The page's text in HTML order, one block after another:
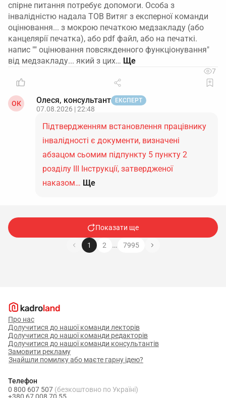
спірне питання потребує допомоги. Особа з
інвалідністю надала ТОВ Витяг з експерної команди
оцінювання... з мокрою печаткою медзакладу (або
канцелярії печатка), або pdf файл, або на печаткі.
напис "" оцінювання повсякденного функціонування"
від медзакладу... який з цих…
7
ОК Олеся, консультант ЕКСПЕРТ
07.08.2026 | 22:48
Підтвердженням встановлення працівнику
інвалідності є документи, визначені
абзацом сьомим підпункту 5 пункту 2
розділу ІІІ Інструкції, затвердженої
наказом… Ще
Показати ще
1 2 … 7995
Про нас
Долучитися до нашої команди лекторів
Долучитися до нашої команди редакторів
Долучитися до нашої команди консультантів
Замовити рекламу
Знайшли помилку або маєте гарну ідею?
Телефон
0 800 607 507 (безкоштовно по Україні)